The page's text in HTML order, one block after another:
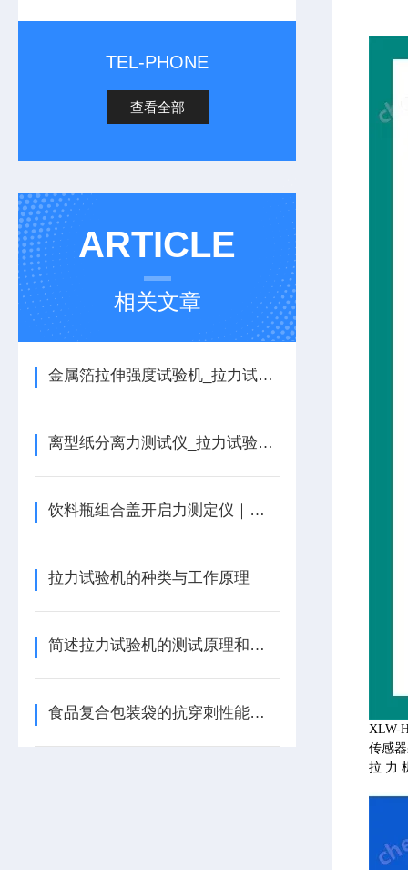
TEL-PHONE
查看全部
ARTICLE
相关文章
金属箔拉伸强度试验机_拉力试验机的详细介绍
离型纸分离力测试仪_拉力试验机的详细介绍
饮料瓶组合盖开启力测定仪｜拉力试验机
拉力试验机的种类与工作原理
简述拉力试验机的测试原理和测试方法
食品复合包装袋的抗穿刺性能检测方法与仪器
XLW-
传感
拉力